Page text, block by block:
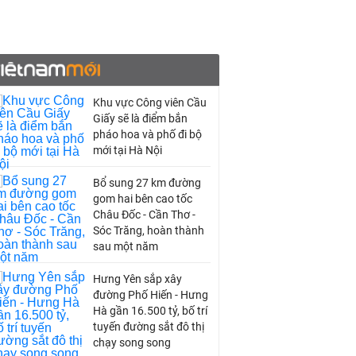
Khu vực Công viên Cầu
Giấy sẽ là điểm bắn
pháo hoa và phố đi bộ
mới tại Hà Nội
Bổ sung 27 km đường
gom hai bên cao tốc
Châu Đốc - Cần Thơ -
Sóc Trăng, hoàn thành
sau một năm
Hưng Yên sắp xây
đường Phố Hiến - Hưng
Hà gần 16.500 tỷ, bố trí
tuyến đường sắt đô thị
chạy song song